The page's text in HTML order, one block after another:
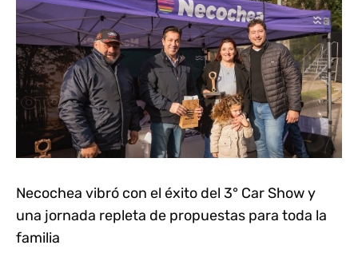
Necochea vibró con el éxito del 3° Car Show y
una jornada repleta de propuestas para toda la
familia